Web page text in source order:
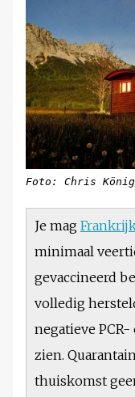
Foto: Chris
Je mag
minimaal
gevaccineerd
volledig
negatieve
zien.
thuiskomst